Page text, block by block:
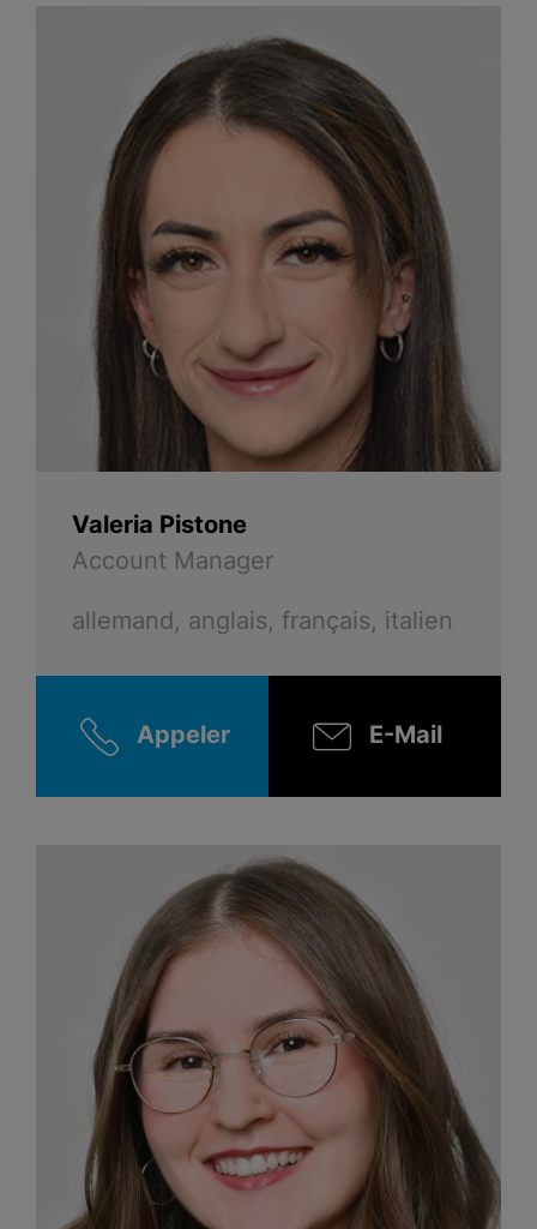
Valeria Pistone
Account Manager
allemand, anglais, français, italien
Appeler E-Mail